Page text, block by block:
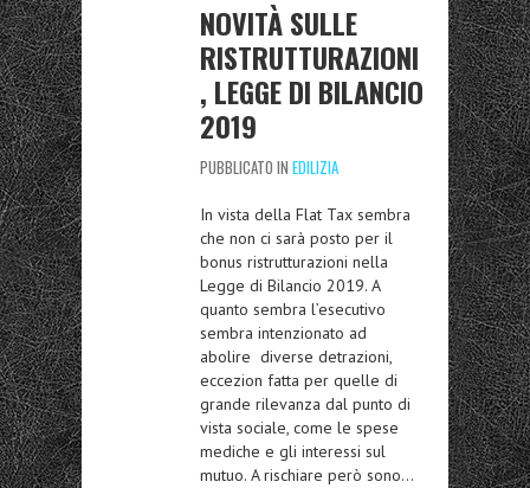
NOVITÀ SULLE
RISTRUTTURAZIONI
, LEGGE DI BILANCIO
2019
PUBBLICATO IN EDILIZIA
In vista della Flat Tax sembra
che non ci sarà posto per il
bonus ristrutturazioni nella
Legge di Bilancio 2019. A
quanto sembra l’esecutivo
sembra intenzionato ad
abolire diverse detrazioni,
eccezion fatta per quelle di
grande rilevanza dal punto di
vista sociale, come le spese
mediche e gli interessi sul
mutuo. A rischiare però sono…